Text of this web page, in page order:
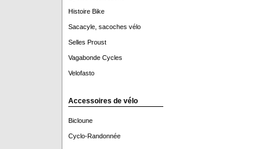
Histoire Bike
Sacacyle, sacoches vélo
Selles Proust
Vagabonde Cycles
Velofasto
Accessoires de vélo
Bicloune
Cyclo-Randonnée